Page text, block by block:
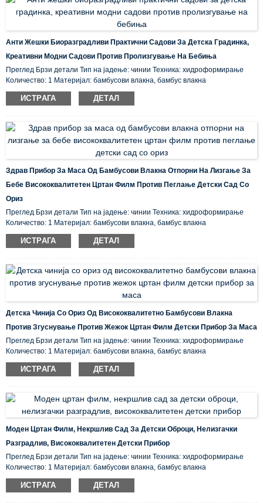
Анти Жешки Биоразградливи Практични Садови За Детска Градинка,
Креативни Модни Садови Против Пролизгување На Бебиња
Преглед Брзи детали Тип на јадење: чинии Техника: хидроформирање
Количество: 1 Материјал: бамбусови влакна, бамбус влакна
Сертификација: CE / EU, CIQ, EEC, FDA, LFGB, SGS Карактеристика: Еко-
пријателски, складирано место на потекло: ...
ИСТРАГА ДЕТАЛ
Здрав Прибор За Маса Од Бамбусови Влакна Отпорни На Лизгање За
Бебе Висококвалитетен Цртан Филм Против Пеглање Детски Сад Со
Ориз
Преглед Брзи детали Тип на јадење: чинии Техника: хидроформирање
Количество: 1 Материјал: бамбусови влакна, бамбус влакна
Сертификација: CE / EU, CIQ, EEC, FDA, LFGB, SGS Карактеристика: Еко-
пријателски, складирано место на потекло: ...
ИСТРАГА ДЕТАЛ
Детска Чинија Со Ориз Од Висококвалитетно Бамбусови Влакна
Против Згуснување Против Жежок Цртан Филм Детски Прибор За Маса
Преглед Брзи детали Тип на јадење: чинии Техника: хидроформирање
Количество: 1 Материјал: бамбусови влакна, бамбус влакна
Сертификација: CE / EU, CIQ, EEC, FDA, LFGB, SGS Карактеристика: Еко-
пријателски, складирано место на потекло: ...
ИСТРАГА ДЕТАЛ
Моден Цртан Филм, Некршлив Сад За Детски Оброци, Нелизгачки
Разградлив, Висококвалитетен Детски Прибор
Преглед Брзи детали Тип на јадење: чинии Техника: хидроформирање
Количество: 1 Материјал: бамбусови влакна, бамбус влакна
Сертификација: CE / EU, CIQ, EEC, FDA, LFGB, SGS Карактеристика: Еко-
пријателски, складирано место на потекло: ...
ИСТРАГА ДЕТАЛ